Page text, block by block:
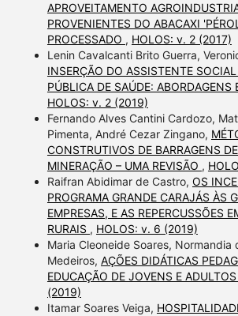
APROVEITAMENTO
PROVENIENTES DO ABACAXI
PROCESSADO , HOLOS: v. 2 (2017)
Lenin Cavalcanti Brito Guerra,
INSERÇÃO DO ASSISTENTE
PÚBLICA DE SAÚDE: ABORDAGENS
HOLOS: v. 2 (2019)
Fernando Alves Cantini Cardozo,
Pimenta, André Cezar Zingano,
CONSTRUTIVOS DE BARRAGENS
MINERAÇÃO – UMA REVISÃO ,
Raifran Abidimar de Castro, OS
PROGRAMA GRANDE CARAJÁS ÀS
EMPRESAS, E AS REPERCUSSÕES
RURAIS , HOLOS: v. 6 (2019)
Maria Cleoneide Soares, Normandia
Medeiros, AÇÕES DIDÁTICAS
EDUCAÇÃO DE JOVENS E ADULTOS
(2019)
Itamar Soares Veiga,